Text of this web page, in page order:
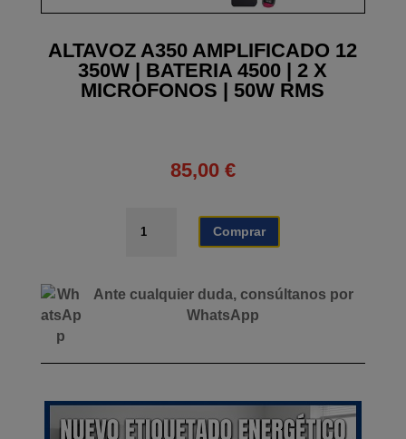
ALTAVOZ A350 AMPLIFICADO 12
350W | BATERIA 4500 | 2 X
MICROFONOS | 50W RMS
85,00 €
A350
350W
4500
2
X
Comprar
Ante cualquier duda, consúltanos por
WhatsApp